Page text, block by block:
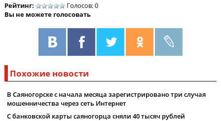
Рейтинг:
Голосов: 0
Вы не можете голосовать
Похожие новости
В Саяногорске с начала месяца зарегистрировано три случая
мошенничества через сеть Интернет
С банковской карты саяногорца сняли 40 тысяч рублей